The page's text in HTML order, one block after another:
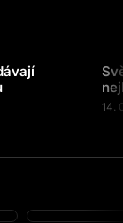
14.